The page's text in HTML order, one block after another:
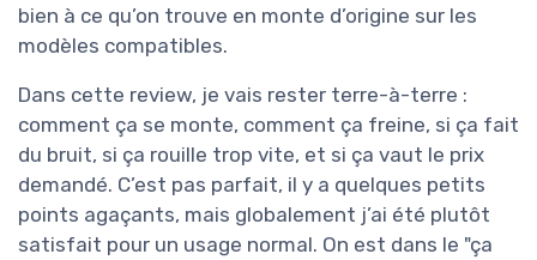
bien à ce qu’on trouve en monte d’origine sur les
modèles compatibles.
Dans cette review, je vais rester terre-à-terre :
comment ça se monte, comment ça freine, si ça fait
du bruit, si ça rouille trop vite, et si ça vaut le prix
demandé. C’est pas parfait, il y a quelques petits
points agaçants, mais globalement j’ai été plutôt
satisfait pour un usage normal. On est dans le "ça